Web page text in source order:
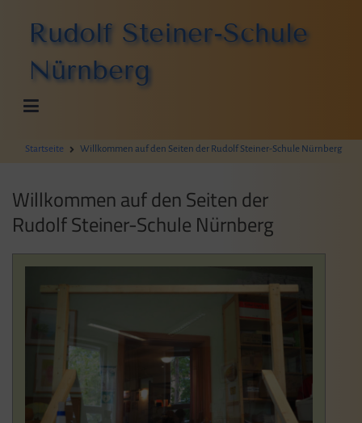
Inhalt
springenRudolf Steiner-Schule
Nürnberg
Startseite Willkommen auf den Seiten der Rudolf Steiner-Schule Nürnberg
Willkommen auf den Seiten der
Rudolf Steiner-Schule Nürnberg